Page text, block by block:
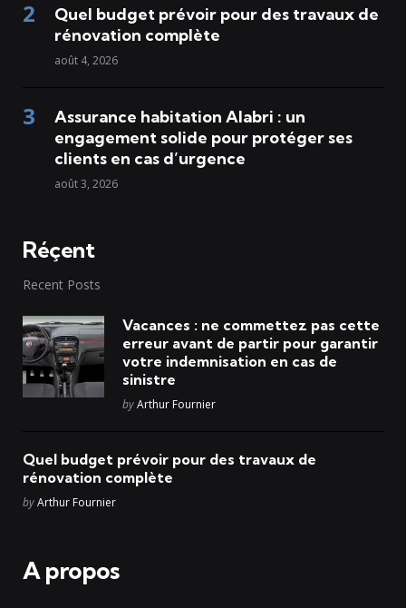
Quel budget prévoir pour des travaux de
rénovation complète
août 4, 2026
Assurance habitation Alabri : un
engagement solide pour protéger ses
clients en cas d’urgence
août 3, 2026
Réçent
Recent Posts
Vacances : ne commettez pas cette
erreur avant de partir pour garantir
votre indemnisation en cas de
sinistre
Posted
byArthur Fournier
Quel budget prévoir pour des travaux de
rénovation complète
Posted
byArthur Fournier
A propos